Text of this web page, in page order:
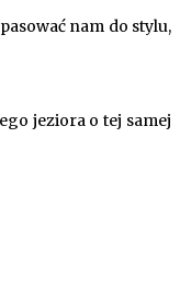
nam do stylu,
jeziora o tej samej